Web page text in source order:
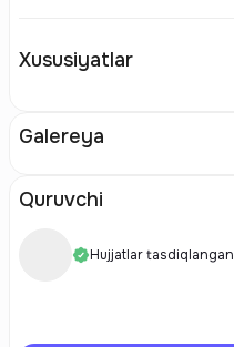
Xususiyatlar
Galereya
Quruvchi
Hujjatlar tasdiqlangan